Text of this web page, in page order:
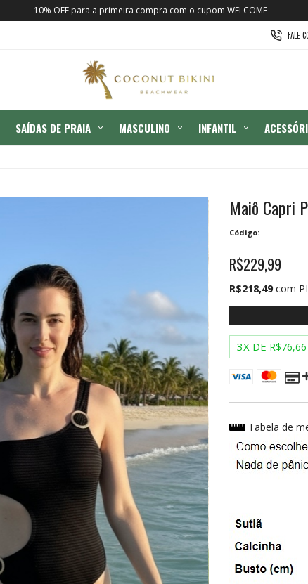
10% OFF para a primeira compra com o cupom WELCOME
FALE
SAÍDAS DE PRAIA MASCULINO INFANTIL
Maiô Capri
Código:
R$229,99
R$218,49 com
3X DE R$76,66
Tabela de